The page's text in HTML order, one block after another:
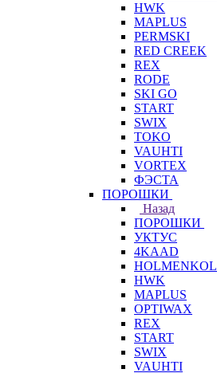
HWK
MAPLUS
PERMSKI
RED CREEK
REX
RODE
SKI GO
START
SWIX
TOKO
VAUHTI
VORTEX
ФЭСТА
ПОРОШКИ
Назад
ПОРОШКИ
УКТУС
4KAAD
HOLMENKOL
HWK
MAPLUS
OPTIWAX
REX
START
SWIX
VAUHTI